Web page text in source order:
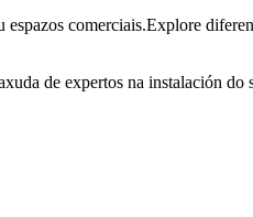
comerciais.Explore
de expertos na instalación